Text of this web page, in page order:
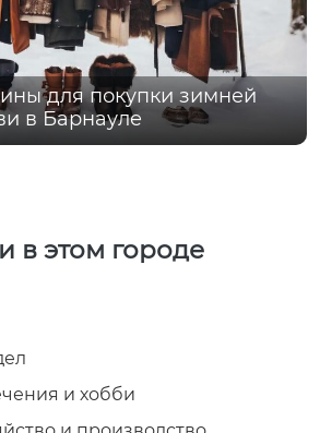
для покупки зимней
в Барнауле
в этом городе
и хобби